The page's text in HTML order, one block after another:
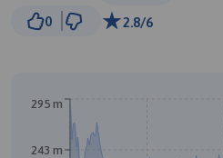
0 2.8/6
243 m
295 m